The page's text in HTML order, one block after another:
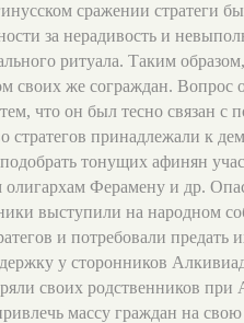
сражении стратеги
за нерадивость и
ритуала. Таким
своих же сограждан. Вопрос
что он был тесно связан с
стратегов принадлежали к
тонущих афинян
Ферамену и др.
выступили на народном
и потребовали предать
у сторонников
своих родственников
массу граждан на